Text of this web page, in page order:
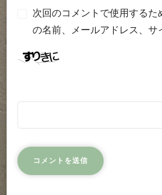
次回のコメントで使用するた
の名前、メールアドレス、サ